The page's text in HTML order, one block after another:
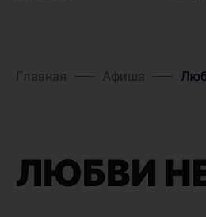
Главная Афиша
ЛЮБВИ